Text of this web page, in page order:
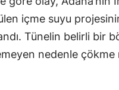
içme suyu
Tünelin belirli bir
nedenle çökme